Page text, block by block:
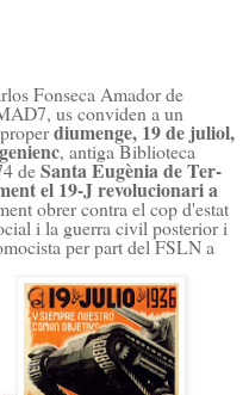
Fonseca Amador de
us conviden a un
diumenge, 19 de juliol,
, antiga Biblioteca
deSanta Eugènia de Ter-
el 19-J revolucionari a
obrer contra el cop d'estat
i la guerra civil posterior i
per part del FSLN a